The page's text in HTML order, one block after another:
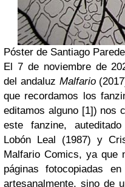
Póster de Santiago
El 7 de noviembre de
del andaluz Malfario
que recordamos los
editamos alguno [1]) nos
este fanzine,
Lobón Leal (1987) y
Malfario Comics, ya que
páginas fotocopiadas
artesanalmente, sino de